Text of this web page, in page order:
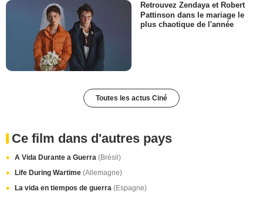
Retrouvez Zendaya et Robert
Pattinson dans le mariage le
plus chaotique de l'année
Toutes les actus Ciné
Ce film dans d'autres pays
A Vida Durante a Guerra (Brésil)
Life During Wartime (Allemagne)
La vida en tiempos de guerra (Espagne)